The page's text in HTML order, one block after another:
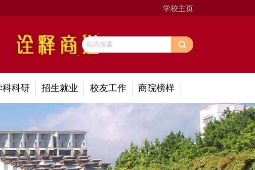
学校主页
科科研 招生就业 校友工作 商院榜样